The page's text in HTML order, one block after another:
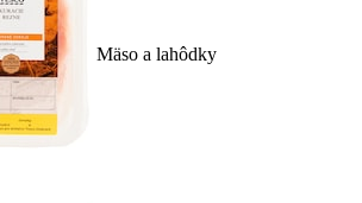
Mäso a lahôdky